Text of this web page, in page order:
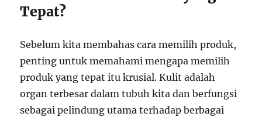
Tepat?
Sebelum kita membahas cara memilih produk,
penting untuk memahami mengapa memilih
produk yang tepat itu krusial. Kulit adalah
organ terbesar dalam tubuh kita dan berfungsi
sebagai pelindung utama terhadap berbagai